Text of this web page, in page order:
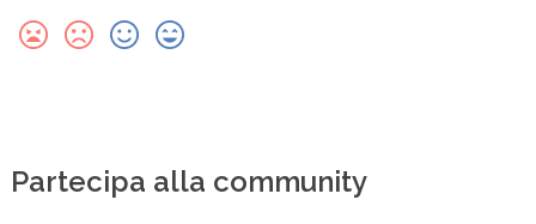
Partecipa alla community